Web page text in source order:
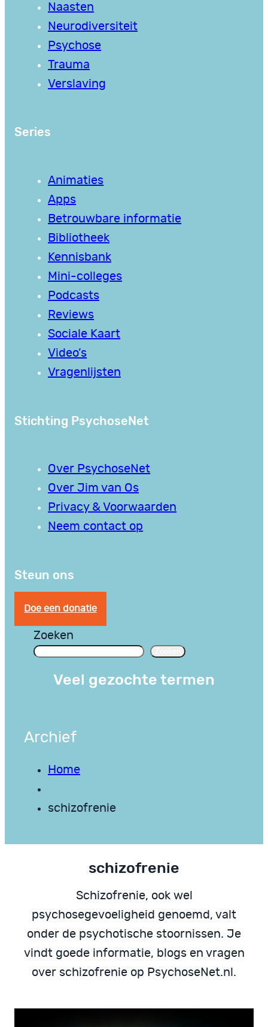
Naasten
Neurodiversiteit
Psychose
Trauma
Verslaving
Series
Animaties
Apps
Betrouwbare informatie
Bibliotheek
Kennisbank
Mini-colleges
Podcasts
Reviews
Sociale Kaart
Video’s
Vragenlijsten
Stichting PsychoseNet
Over PsychoseNet
Over Jim van Os
Privacy & Voorwaarden
Neem contact op
Steun ons
Doe een donatie
Zoeken
Veel gezochte termen
Archief
Home
schizofrenie
schizofrenie
Schizofrenie, ook wel
psychosegevoeligheid genoemd, valt
onder de psychotische stoornissen. Je
vindt goede informatie, blogs en vragen
over schizofrenie op PsychoseNet.nl.